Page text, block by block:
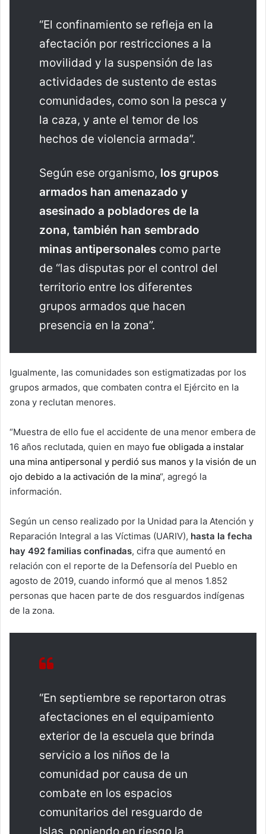
“El confinamiento se refleja en la
afectación por restricciones a la
movilidad y la suspensión de las
actividades de sustento de estas
comunidades, como son la pesca y
la caza, y ante el temor de los
hechos de violencia armada”.
Según ese organismo, los grupos
armados han amenazado y
asesinado a pobladores de la
zona, también han sembrado
minas antipersonales como parte
de “las disputas por el control del
territorio entre los diferentes
grupos armados que hacen
presencia en la zona”.
Igualmente, las comunidades son estigmatizadas por los
grupos armados, que combaten contra el Ejército en la
zona y reclutan menores.
“Muestra de ello fue el accidente de una menor embera de
16 años reclutada, quien en mayo fue obligada a instalar
una mina antipersonal y perdió sus manos y la visión de un
ojo debido a la activación de la mina“, agregó la
información.
Según un censo realizado por la Unidad para la Atención y
Reparación Integral a las Víctimas (UARIV), hasta la fecha
hay 492 familias confinadas, cifra que aumentó en
relación con el reporte de la Defensoría del Pueblo en
agosto de 2019, cuando informó que al menos 1.852
personas que hacen parte de dos resguardos indígenas
de la zona.
“En septiembre se reportaron otras
afectaciones en el equipamiento
exterior de la escuela que brinda
servicio a los niños de la
comunidad por causa de un
combate en los espacios
comunitarios del resguardo de